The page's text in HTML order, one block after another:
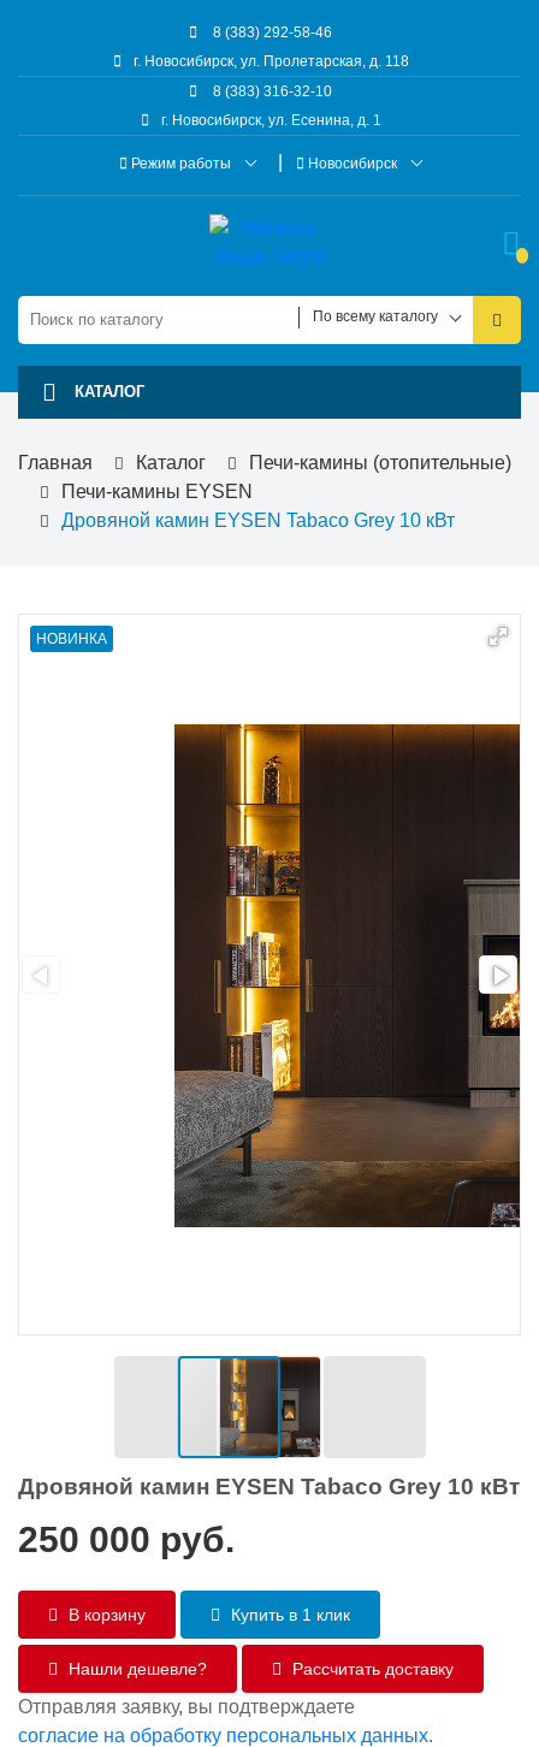
8 (383) 292-58-46
г. Новосибирск, ул. Пролетарская, д. 118
8 (383) 316-32-10
г. Новосибирск, ул. Есенина, д. 1
Режим работы Новосибирск
По всему каталогу
КАТАЛОГ
Главная Каталог
Печи-камины (отопительные)
Печи-камины EYSEN
Дровяной камин EYSEN Tabaco Grey 10 кВт
НОВИНКА
Дровяной камин EYSEN Tabaco Grey 10 кВт
250 000 руб.
В корзину Купить в 1 клик
Нашли дешевле? Рассчитать доставку
Отправляя заявку, вы подтверждаете
согласие на обработку персональных данных.